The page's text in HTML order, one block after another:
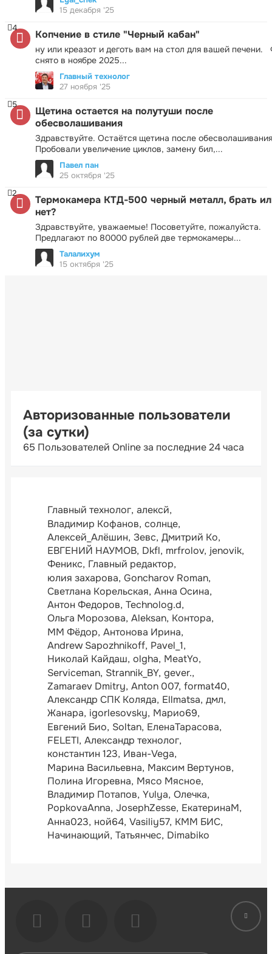
15 декабря '25
Копчение в стиле "Черный кабан"
ну или креазот и деготь вам на стол для вашей печени.
снято в ноябре 2025...
4
Главный технолог
27 ноября '25
Щетина остается на полутуши после
обесволашивания
Здравствуйте. Остаётся щетина после
Пробовали увеличение циклов, замену бил,...
5
Павел пан
25 октября '25
Термокамера КТД-500 черный металл, брать
нет?
Здравствуйте, уважаемые! Посоветуйте, пожалуйста.
Предлагают по 80000 рублей две термокамеры...
2
Талалихум
15 октября '25
Авторизованные пользователи
(за сутки)
65 Пользователей Online за последние 24 часа
Главный технолог алексй
Владимир Кофанов солнце
Алексей_Алёшин Зевс Дмитрий Ко
ЕВГЕНИЙ НАУМОВ Dkfl mrfrolov jenovik
Феникс Главный редактор
юлия захарова Goncharov Roman
Светлана Корельская Анна Осина
Антон Федоров Technolog.d
Ольга Морозова Aleksan Контора
ММ Фёдор Антонова Ирина
Andrew Sapozhnikoff Pavel_1
Николай Кайдаш olgha MeatYo
Serviceman Strannik_BY gever.
Zamaraev Dmitry Anton 007 format40
Александр СПК Коляда Ellmatsa дмл
Жанара igorlesovsky Марио69
Евгений Био Soltan ЕленаТарасова
FELETI Александр технолог
константин 123 Иван-Vega
Марина Васильевна Максим Вертунов
Полина Игоревна Мясо Мясное
Владимир Потапов Yulya Олечка
PopkovaAnna JosephZesse ЕкатеринаМ
Анна023 ной64 Vasiliy57 КММ БИС
Начинающий Татьянчес Dimabiko